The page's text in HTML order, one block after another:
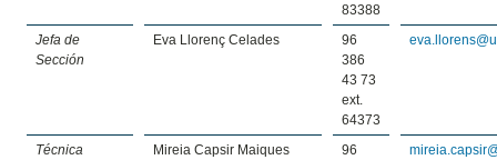
83388
Jefa de
Sección
Eva Llorenç Celades
96
386
43 73
ext.
64373
Técnica
Mireia Capsir Maiques
96